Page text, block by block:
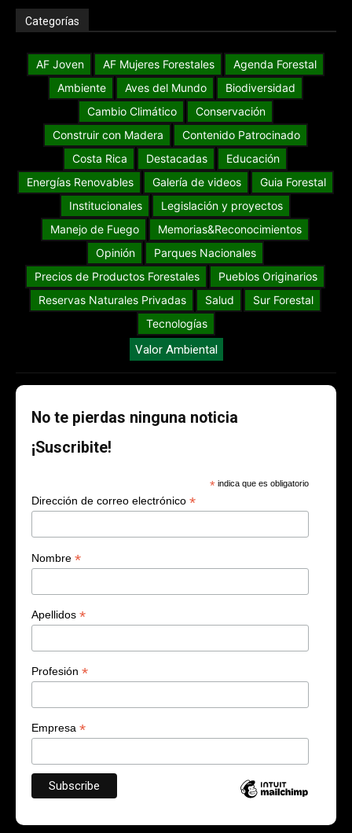
Categorías
AF Joven AF Mujeres Forestales
Agenda Forestal
Ambiente
Aves del Mundo
Biodiversidad
Cambio Climático
Conservación
Construir con Madera
Contenido Patrocinado
Costa Rica
Destacadas
Educación
Energías Renovables
Galería de videos
Guia Forestal
Institucionales
Legislación y proyectos
Manejo de Fuego
Memorias&Reconocimientos
Opinión
Parques Nacionales
Precios de Productos Forestales
Pueblos Originarios
Reservas Naturales Privadas
Salud
Sur Forestal
Tecnologías
Valor Ambiental
No te pierdas ninguna noticia
¡Suscribite!
* indica que es obligatorio
Dirección de correo electrónico *
Nombre *
Apellidos *
Profesión *
Empresa *